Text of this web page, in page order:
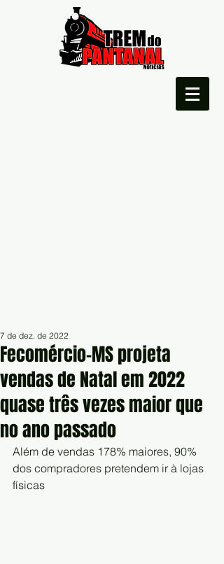
Fecomércio-MS projeta
vendas de Natal em 2022
quase três vezes maior que
no ano passado
7 de dez. de 2022
Além de vendas 178% maiores, 90%
dos compradores pretendem ir à lojas
físicas